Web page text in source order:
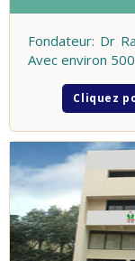
Fondateur: Dr
Avec environ
Cliquez